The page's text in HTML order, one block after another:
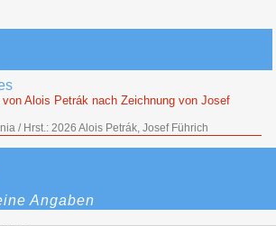
von Alois Petrák nach Zeichnung von Josef
/ Hrst.: 2026 Alois Petrák, Josef Führich
Angaben